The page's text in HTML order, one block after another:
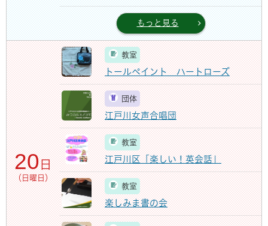
もっと見る
20 日
（日曜日）
教室
トールペイント ハートローズ
団体
江戸川女声合唱団
教室
江戸川区「楽しい！英会話」
教室
楽しみま書の会